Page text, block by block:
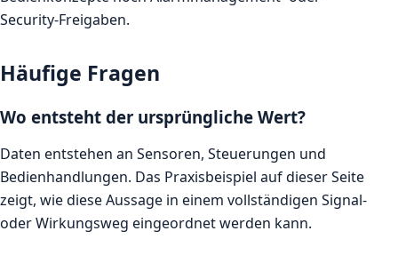
Security-Freigaben.
Häufige Fragen
Wo entsteht der ursprüngliche Wert?
Daten entstehen an Sensoren, Steuerungen und
Bedienhandlungen. Das Praxisbeispiel auf dieser Seite
zeigt, wie diese Aussage in einem vollständigen Signal-
oder Wirkungsweg eingeordnet werden kann.